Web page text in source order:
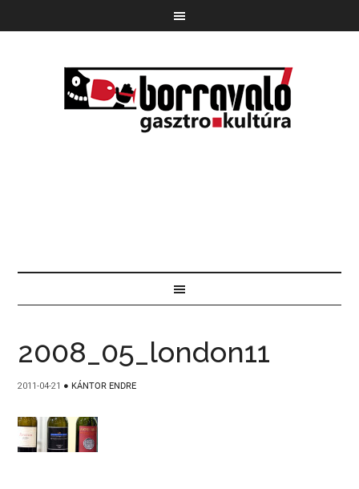
2008_05_london11
2011-04-21 ● KÁNTOR ENDRE